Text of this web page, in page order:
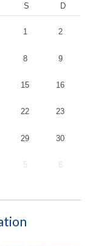
S D
1 2
8 9
15 16
22 23
29 30
5 6